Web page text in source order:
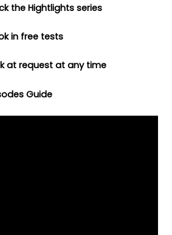
the Hightlights series
in free tests
at request at any time
Guide